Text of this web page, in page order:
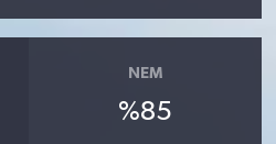
NEM
%85